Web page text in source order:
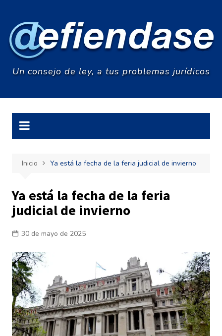
contenido
Un consejo de ley, a tus problemas jurídicos
Inicio Ya está la fecha de la feria judicial de invierno
Ya está la fecha de la feria
judicial de invierno
30 de mayo de 2025